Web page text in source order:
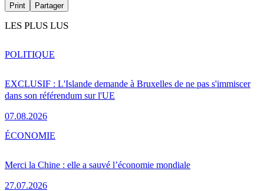
Print Partager
LES PLUS LUS
EXCLUSIF : L'Islande demande à Bruxelles de ne pas s'immiscer
dans son référendum sur l'UE
07.08.2026
POLITIQUE
Merci la Chine : elle a sauvé l’économie mondiale
27.07.2026
ÉCONOMIE